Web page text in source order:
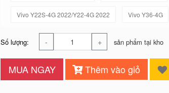
Vivo Y22S-4G 2022/Y22-4G 2022 Vivo Y36-4G
Số lượng: - + sản phẩm tại kho
MUA NGAY Thêm vào giỏ